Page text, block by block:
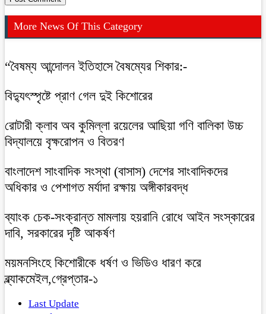
More News Of This Category
“বৈষম্য আন্দোলন ইতিহাসে বৈষম্যের শিকার:-
বিদ্যুৎস্পৃষ্টে প্রাণ গেল দুই কিশোরের
রোটারী ক্লাব অব কুমিল্লা রয়েলের আছিয়া গণি বালিকা উচ্চ
বিদ্যালয়ে বৃক্ষরোপন ও বিতরণ
বাংলাদেশ সাংবাদিক সংস্থা (বাসাস) দেশের সাংবাদিকদের
অধিকার ও পেশাগত মর্যাদা রক্ষায় অঙ্গীকারবদ্ধ
ব্যাংক চেক-সংক্রান্ত মামলায় হয়রানি রোধে আইন সংস্কারের
দাবি, সরকারের দৃষ্টি আকর্ষণ
ময়মনসিংহে কিশোরীকে ধর্ষণ ও ভিডিও ধারণ করে
ব্ল্যাকমেইল,গ্রেপ্তার-১
Last Update